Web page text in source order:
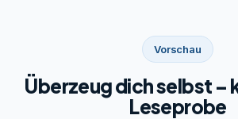
Vorschau
Überzeug dich selbst –
Leseprobe